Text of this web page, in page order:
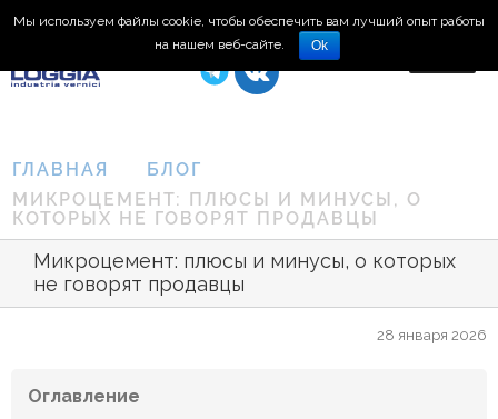
8 (495) 150-66-77
ГЛАВНАЯ
БЛОГ
МИКРОЦЕМЕНТ: ПЛЮСЫ И МИНУСЫ, О
КОТОРЫХ НЕ ГОВОРЯТ ПРОДАВЦЫ
Микроцемент: плюсы и минусы, о которых
не говорят продавцы
28 января 2026
Оглавление
Мы используем файлы cookie, чтобы обеспечить вам лучший опыт работы
на нашем веб-сайте.
Ok